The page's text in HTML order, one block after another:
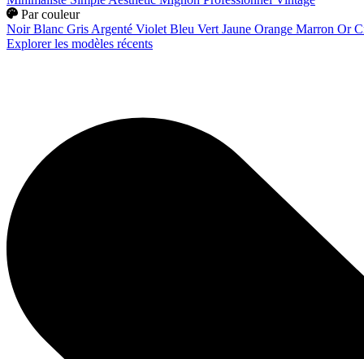
Par couleur
Noir Blanc Gris Argenté Violet Bleu Vert Jaune Orange Marron Or
Explorer les modèles récents